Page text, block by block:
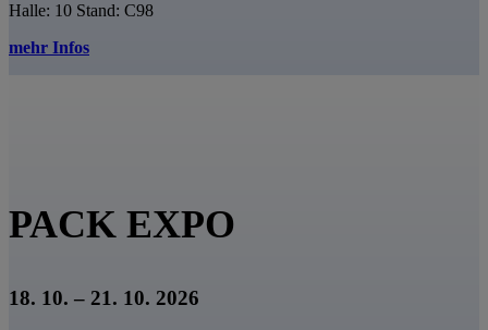
Halle: 10 Stand: C98
mehr Infos
PACK EXPO
18. 10. – 21. 10. 2026